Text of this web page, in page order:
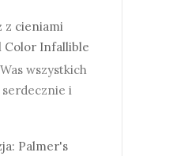
z cieniami
Color Infallible
wszystkich
i
Palmer's